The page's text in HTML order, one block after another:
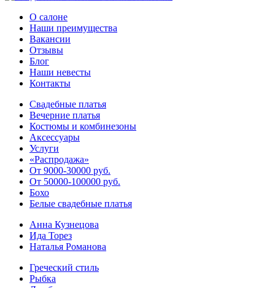
О салоне
Наши преимущества
Вакансии
Отзывы
Блог
Наши невесты
Контакты
Свадебные платья
Вечерние платья
Костюмы и комбинезоны
Аксессуары
Услуги
«Распродажа»
От 9000-30000 руб.
От 50000-100000 руб.
Бохо
Белые свадебные платья
Анна Кузнецова
Ида Торез
Наталья Романова
Греческий стиль
Рыбка